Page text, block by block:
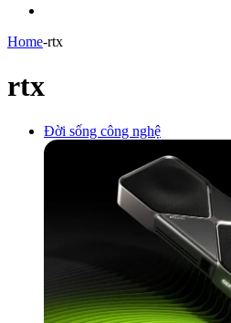
Home-rtx
rtx
Đời sống công nghệ